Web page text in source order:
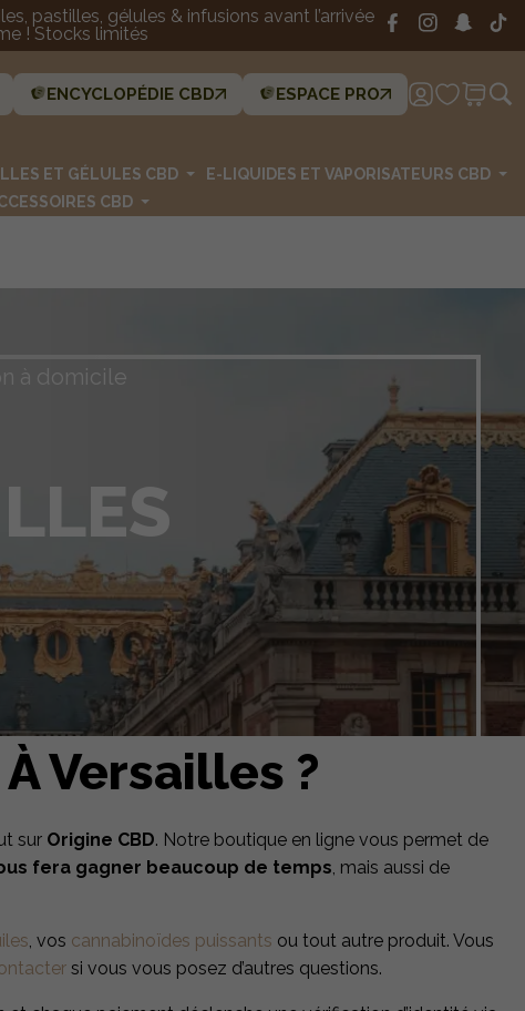
pastilles, gélules & infusions avant l’arrivée
! Stocks limités
ENCYCLOPÉDIE CBD ESPACE PRO
ET GÉLULES CBD
E-LIQUIDES ET VAPORISATEURS CBD
CBD
à domicile
Versailles ?
sur Origine CBD. Notre boutique en ligne vous permet de
fera gagner beaucoup de temps , mais aussi de
, vos cannabinoïdes puissants ou tout autre produit. Vous
si vous vous posez d’autres questions.